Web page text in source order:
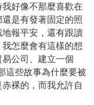
好像不那麼喜歡在
是有發著固定的照
報平安，還有跟讀
怎麼會有這樣的想
公司、建立一個
這些故事為什麼要被
裸的，而我允許自